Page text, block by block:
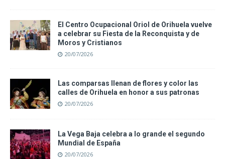
El Centro Ocupacional Oriol de Orihuela vuelve
a celebrar su Fiesta de la Reconquista y de
Moros y Cristianos
20/07/2026
Las comparsas llenan de flores y color las
calles de Orihuela en honor a sus patronas
20/07/2026
La Vega Baja celebra a lo grande el segundo
Mundial de España
20/07/2026